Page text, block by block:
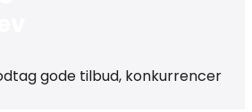
gode tilbud, konkurrencer